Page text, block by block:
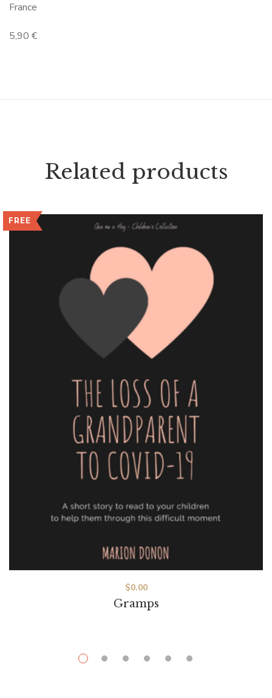
France
5,90 €
Related products
FREE
Gramps
$0.00